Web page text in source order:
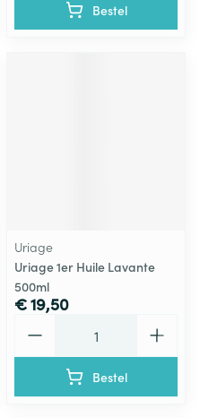
Bestel
Uriage
Uriage 1er Huile Lavante
500ml
€ 19,50
Bestel